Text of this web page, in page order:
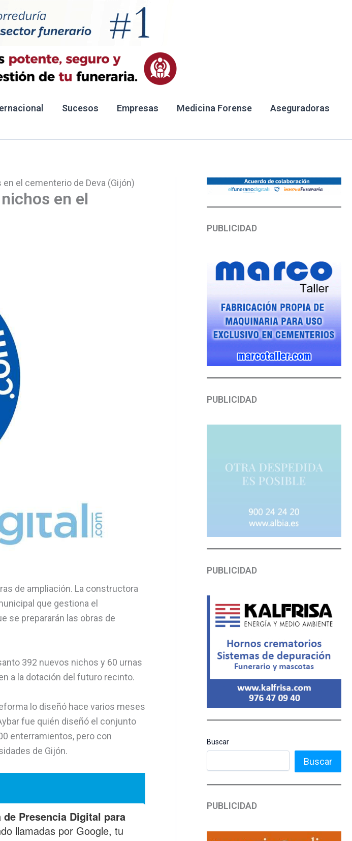
Sucesos Empresas Medicina Forense
Aseguradoras
el cementerio de Deva (Gijón)
en el
de ampliación. La constructora
que gestiona el
se prepararán las obras de
392 nuevos nichos y 60 urnas
a la dotación del futuro recinto.
lo diseñó hace varios meses
fue quién diseñó el conjunto
enterramientos, pero con
de Gijón.
PUBLICIDAD
PUBLICIDAD
PUBLICIDAD
Buscar
Buscar
PUBLICIDAD